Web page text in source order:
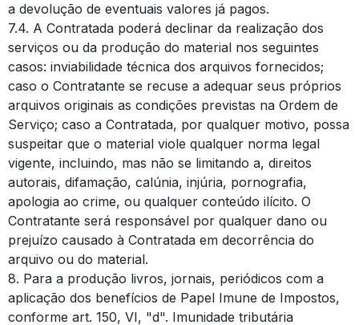
a devolução de eventuais valores já pagos.
7.4. A Contratada poderá declinar da realização dos
serviços ou da produção do material nos seguintes
casos: inviabilidade técnica dos arquivos fornecidos;
caso o Contratante se recuse a adequar seus próprios
arquivos originais as condições previstas na Ordem de
Serviço; caso a Contratada, por qualquer motivo, possa
suspeitar que o material viole qualquer norma legal
vigente, incluindo, mas não se limitando a, direitos
autorais, difamação, calúnia, injúria, pornografia,
apologia ao crime, ou qualquer conteúdo ilícito. O
Contratante será responsável por qualquer dano ou
prejuízo causado à Contratada em decorrência do
arquivo ou do material.
8. Para a produção livros, jornais, periódicos com a
aplicação dos benefícios de Papel Imune de Impostos,
conforme art. 150, VI, "d". Imunidade tributária